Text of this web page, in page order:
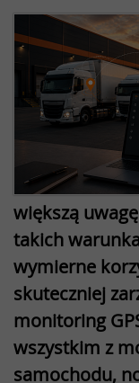
większą
takich
wymierne
skuteczniej
monitoring
wszystkim z
samochodu,